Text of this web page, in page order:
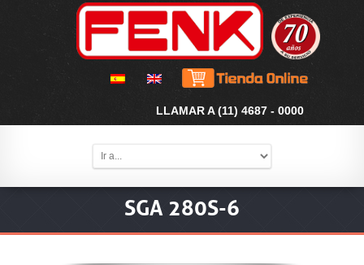
LLAMAR A (11) 4687 - 0000
SGA 280S-6